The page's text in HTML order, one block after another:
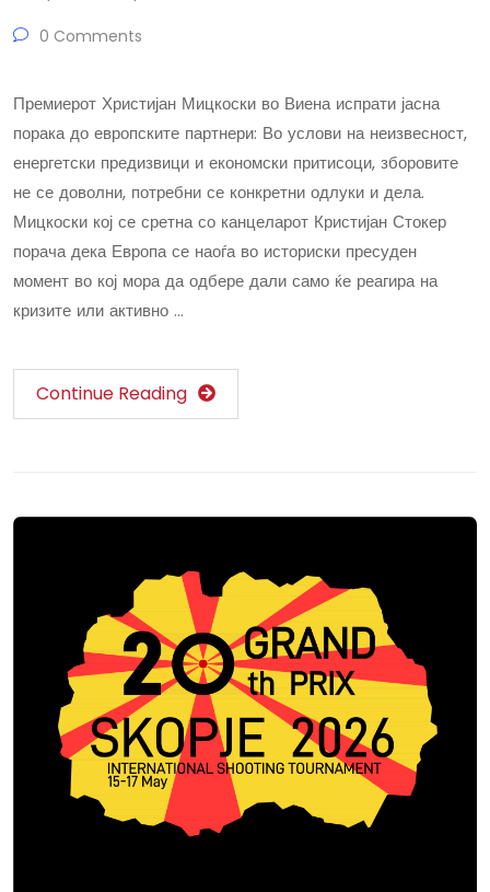
0 Comments
Премиерот Христијан Мицкоски во Виена испрати јасна
порака до европските партнери: Во услови на неизвесност,
енергетски предизвици и економски притисоци, зборовите
не се доволни, потребни се конкретни одлуки и дела.
Мицкоски кој се сретна со канцеларот Кристијан Стокер
порача дека Европа се наоѓа во историски пресуден
момент во кој мора да одбере дали само ќе реагира на
кризите или активно …
Continue Reading